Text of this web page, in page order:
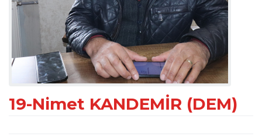
19-Nimet KANDEMİR (DEM)